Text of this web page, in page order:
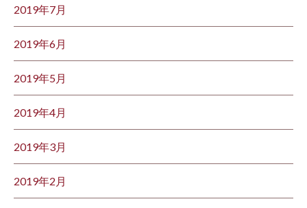
2019年7月
2019年6月
2019年5月
2019年4月
2019年3月
2019年2月